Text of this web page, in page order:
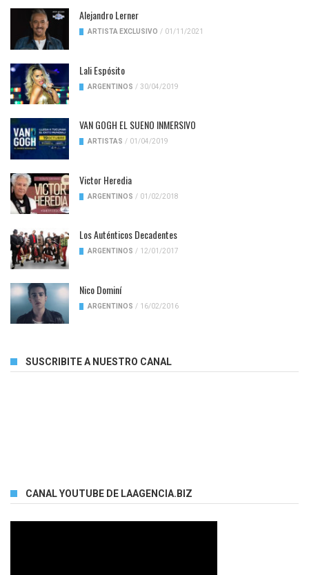
Alejandro Lerner
ARTISTA EXCLUSIVO / 01/11/2021
Lali Espósito
ARGENTINOS / 30/04/2019
VAN GOGH EL SUENO INMERSIVO
ARTISTAS / 01/04/2019
Victor Heredia
ARGENTINOS / 01/02/2018
Los Auténticos Decadentes
ARGENTINOS / 12/01/2017
Nico Dominí
ARGENTINOS / 16/02/2016
SUSCRIBITE A NUESTRO CANAL
CANAL YOUTUBE DE LAAGENCIA.BIZ